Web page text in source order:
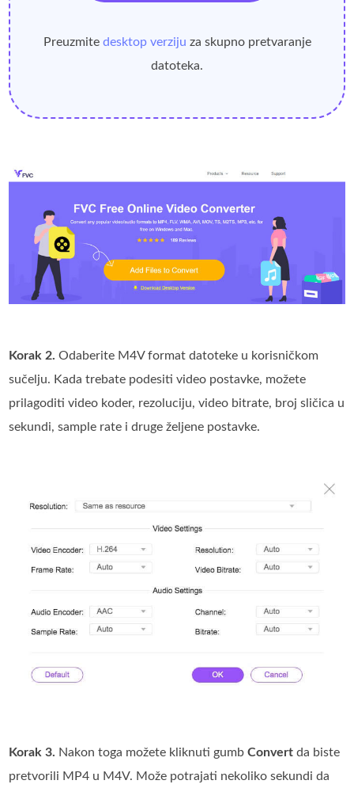
Preuzmite desktop verziju za skupno pretvaranje
datoteka.
Korak 2. Odaberite M4V format datoteke u korisničkom
sučelju. Kada trebate podesiti video postavke, možete
prilagoditi video koder, rezoluciju, video bitrate, broj sličica u
sekundi, sample rate i druge željene postavke.
Korak 3. Nakon toga možete kliknuti gumbConvert da biste
pretvorili MP4 u M4V. Može potrajati nekoliko sekundi da